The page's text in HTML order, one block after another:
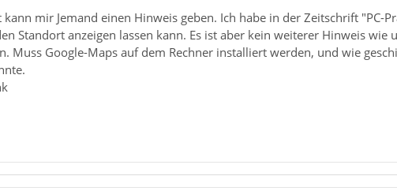
mir Jemand einen Hinweis geben. Ich habe in der Zeitschrift "PC-
Standort anzeigen lassen kann. Es ist aber kein weiterer Hinweis wie
Muss Google-Maps auf dem Rechner installiert werden, und wie